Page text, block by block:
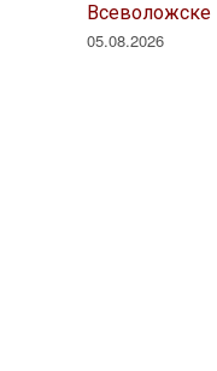
Всеволожске
05.08.2026